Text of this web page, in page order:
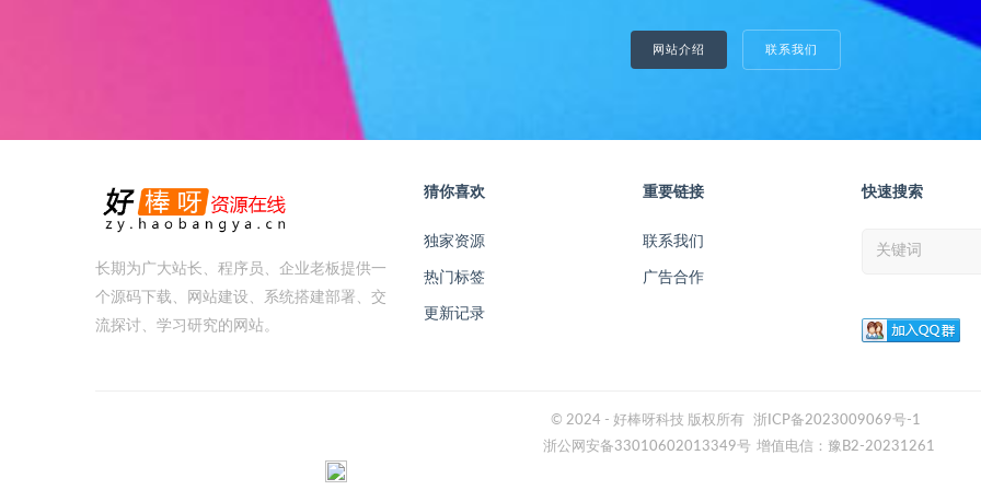
网站介绍 联系我们
长期为广大站长、程序员、企业老板提供一
个源码下载、网站建设、系统搭建部署、交
流探讨、学习研究的网站。
猜你喜欢
独家资源
热门标签
更新记录
重要链接
联系我们
广告合作
快速搜索
© 2024 - 好棒呀科技 版权所有
浙ICP备2023009069号-1
浙公网安备33010602013349号 增值电信：豫B2-20231261